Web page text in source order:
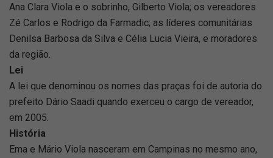
Ana Clara Viola e o sobrinho, Gilberto Viola; os vereadores
Zé Carlos e Rodrigo da Farmadic; as líderes comunitárias
Denilsa Barbosa da Silva e Célia Lucia Vieira, e moradores
da região.
Lei
A lei que denominou os nomes das praças foi de autoria do
prefeito Dário Saadi quando exerceu o cargo de vereador,
em 2005.
História
Ema e Mário Viola nasceram em Campinas no mesmo ano,